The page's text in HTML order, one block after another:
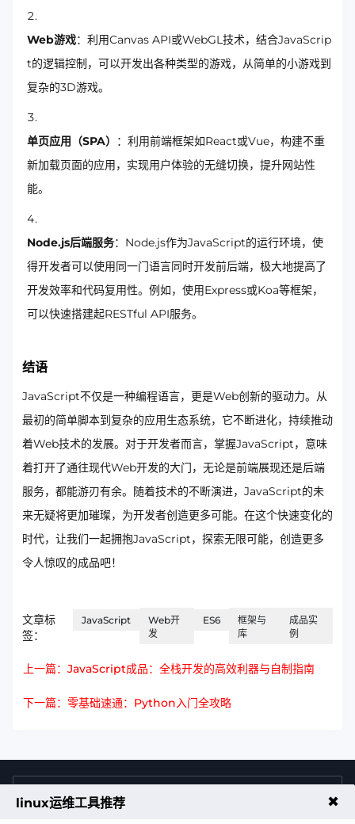
Web游戏：利用Canvas API或WebGL技术，结合JavaScrip
t的逻辑控制，可以开发出各种类型的游戏，从简单的小游戏到
复杂的3D游戏。
单页应用（SPA）
：利用前端框架如React或Vue，构建不重
新加载页面的应用，实现用户体验的无缝切换，提升网站性
能。
Node.js后端服务：Node.js作为JavaScript的运行环境，使
得开发者可以使用同一门语言同时开发前后端，极大地提高了
开发效率和代码复用性。例如，使用Express或Koa等框架，
可以快速搭建起RESTful API服务。
结语
JavaScript不仅是一种编程语言，更是Web创新的驱动力。从
最初的简单脚本到复杂的应用生态系统，它不断进化，持续推动
着Web技术的发展。对于开发者而言，掌握JavaScript，意味
着打开了通往现代Web开发的大门，无论是前端展现还是后端
服务，都能游刃有余。随着技术的不断演进，JavaScript的未
来无疑将更加璀璨，为开发者创造更多可能。在这个快速变化的
时代，让我们一起拥抱JavaScript，探索无限可能，创造更多
令人惊叹的成品吧！
文章标
签：
JavaScript
Web开
发
ES6
框架与
库
成品实
例
上一篇：JavaScript成品：全栈开发的高效利器与自制指南
下一篇：零基础速通：Python入门全攻略
售前咨询热线
linux运维工具推荐 ✖